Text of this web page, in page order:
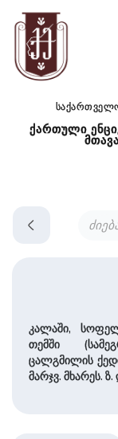
ქართული
კალაში,
თემში
ცალგმილის
მარჯვ. მხა­რეს.